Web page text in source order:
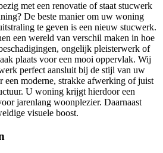
met een renovatie of staat stucwerk
De beste manier om uw woning
te geven is een nieuw stucwerk.
een wereld van verschil maken in hoe
ongelijk pleisterwerk of
plaats voor een mooi oppervlak. Wij
perfect aansluit bij de stijl van uw
moderne, strakke afwerking of juist
U woning krijgt hierdoor een
jarenlang woonplezier. Daarnaast
visuele boost.